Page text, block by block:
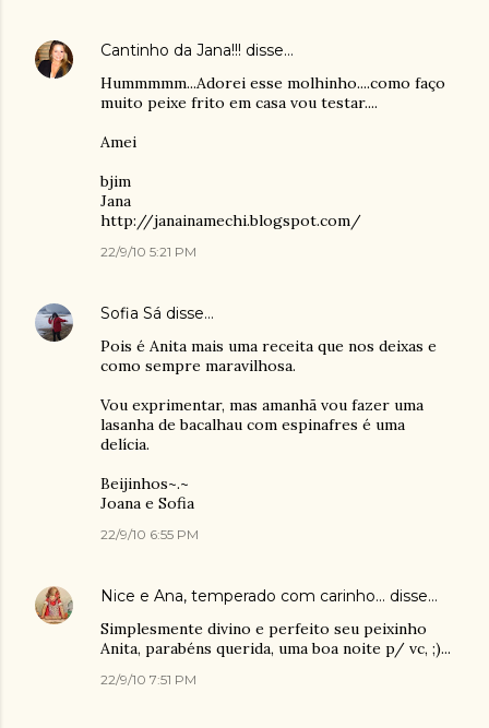
Cantinho da Jana!!! disse…
Hummmmm...Adorei esse molhinho....como faço
muito peixe frito em casa vou testar....
Amei
bjim
Jana
http://janainamechi.blogspot.com/
22/9/10 5:21 PM
Sofia Sá disse…
Pois é Anita mais uma receita que nos deixas e
como sempre maravilhosa.
Vou exprimentar, mas amanhã vou fazer uma
lasanha de bacalhau com espinafres é uma
delícia.
Beijinhos~.~
Joana e Sofia
22/9/10 6:55 PM
Nice e Ana, temperado com carinho... disse…
Simplesmente divino e perfeito seu peixinho
Anita, parabéns querida, uma boa noite p/ vc, ;)...
22/9/10 7:51 PM